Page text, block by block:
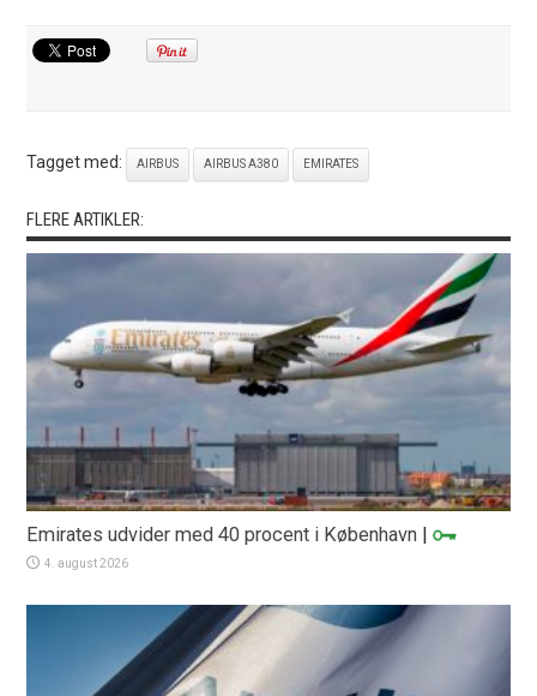
Tagget med: AIRBUS AIRBUS A380 EMIRATES
FLERE ARTIKLER:
Emirates udvider med 40 procent i København |
4. august 2026